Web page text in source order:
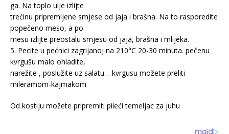
ga. Na toplo ulje izlijte
trećinu pripremljene smjese od jaja i brašna. Na to rasporedite
popečeno meso, a po
mesu izlijte preostalu smjesu od jaja, brašna i mlijeka.
5. Pecite u pećnici zagrijanoj na 210°C 20-30 minuta. pečenu
kvrgušu malo ohladite,
narežite , poslužite uz salatu… kvrgusu možete preliti
mileramom-kajmakom
Od kostiju možete pripremiti pileći temeljac za juhu